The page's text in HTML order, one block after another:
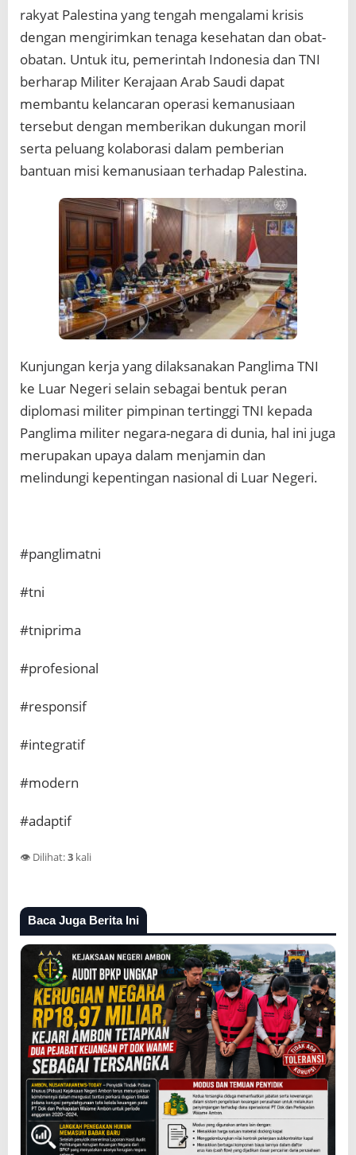
rakyat Palestina yang tengah mengalami krisis
dengan mengirimkan tenaga kesehatan dan obat-
obatan. Untuk itu, pemerintah Indonesia dan TNI
berharap Militer Kerajaan Arab Saudi dapat
membantu kelancaran operasi kemanusiaan
tersebut dengan memberikan dukungan moril
serta peluang kolaborasi dalam pemberian
bantuan misi kemanusiaan terhadap Palestina.
Kunjungan kerja yang dilaksanakan Panglima TNI
ke Luar Negeri selain sebagai bentuk peran
diplomasi militer pimpinan tertinggi TNI kepada
Panglima militer negara-negara di dunia, hal ini juga
merupakan upaya dalam menjamin dan
melindungi kepentingan nasional di Luar Negeri.
#panglimatni
#tni
#tniprima
#profesional
#responsif
#integratif
#modern
#adaptif
👁️ Dilihat:3 kali
Baca Juga Berita Ini